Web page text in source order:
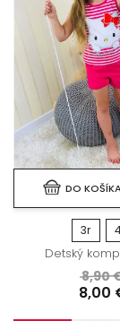
DO
3r
Detský
8,90
8,00